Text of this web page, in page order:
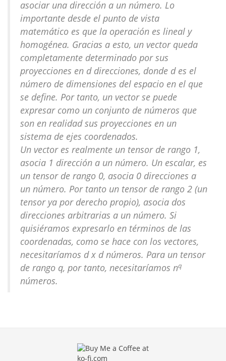
asociar una dirección a un número. Lo
importante desde el punto de vista
matemático es que la operación es lineal y
homogénea. Gracias a esto, un vector queda
completamente determinado por sus
proyecciones en d direcciones, donde d es el
número de dimensiones del espacio en el que
se define. Por tanto, un vector se puede
expresar como un conjunto de números que
son en realidad sus proyecciones en un
sistema de ejes coordenados.
Un vector es realmente un tensor de rango 1,
asocia 1 dirección a un número. Un escalar, es
un tensor de rango 0, asocia 0 direcciones a
un número. Por tanto un tensor de rango 2 (un
tensor ya por derecho propio), asocia dos
direcciones arbitrarias a un número. Si
quisiéramos expresarlo en términos de las
coordenadas, como se hace con los vectores,
necesitaríamos d x d números. Para un tensor
de rango q, por tanto, necesitaríamos nq
números.